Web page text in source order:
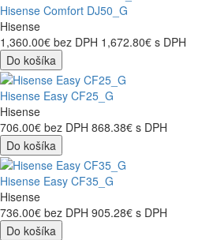
Hisense Comfort DJ50_G
Hisense
1,360.00€ bez DPH 1,672.80€ s DPH
Do košíka
Hisense Easy CF25_G
Hisense
706.00€ bez DPH 868.38€ s DPH
Do košíka
Hisense Easy CF35_G
Hisense
736.00€ bez DPH 905.28€ s DPH
Do košíka